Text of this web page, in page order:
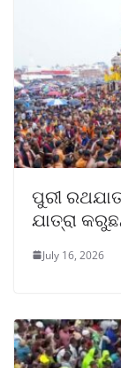
ପୁରୀ
ଯାତ୍ରା
July 16, 2026